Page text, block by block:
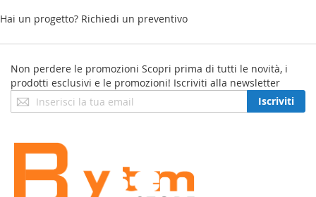
Hai un progetto? Richiedi un preventivo
Non perdere le promozioni Scopri prima di tutti le novità, i
prodotti esclusivi e le promozioni! Iscriviti alla newsletter
Iscriviti
alla
Iscriviti